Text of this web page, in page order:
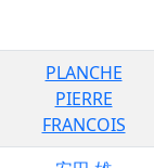
PLANCHE
PIERRE
FRANCOIS